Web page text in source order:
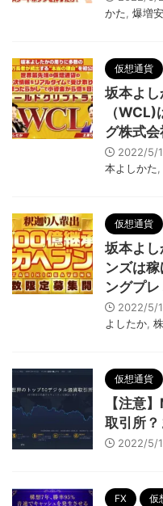
かた 爆増
仮想通貨
坂本よ
（
グ株式会
2022/5/
本よしかた
仮想通貨
坂本よ
ンズは
ングプ
2022/5/
よしたか
仮想通貨
【注意
取引所？
2022/5/
FX 仮